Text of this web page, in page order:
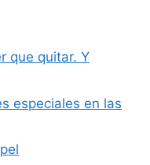
que quitar. Y
especiales en las